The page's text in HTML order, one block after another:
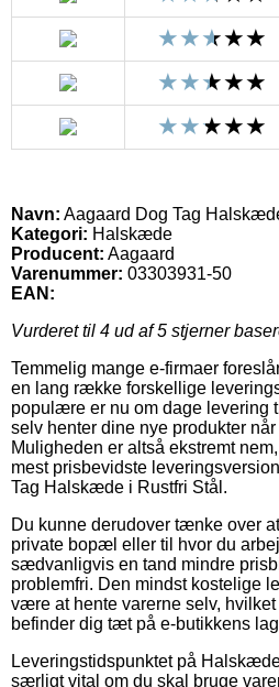
Navn: Aagaard Dog Tag
Kategori: Halskæde
Producent: Aagaard
Varenummer: 03303931-50
EAN:
Vurderet til 4 ud af 5 stjerner
Temmelig mange e-firmaer
en lang række forskellige
populære er nu om dage levering
selv henter dine nye produkter
Muligheden er altså ekstremt
mest prisbevidste
Tag Halskæde i Rustfri Stål.
Du kunne derudover tænke over
private bopæl eller til hvor du
sædvanligvis en tand mindre
problemfri. Den mindst kostelige
være at hente varerne selv,
befinder dig tæt på e-butikkens
Leveringstidspunktet på
særligt vital om du skal bruge